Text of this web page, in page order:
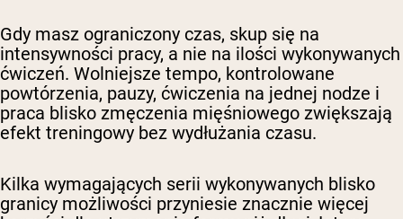
Gdy masz ograniczony czas, skup się na
intensywności pracy, a nie na ilości wykonywanych
ćwiczeń. Wolniejsze tempo, kontrolowane
powtórzenia, pauzy, ćwiczenia na jednej nodze i
praca blisko zmęczenia mięśniowego zwiększają
efekt treningowy bez wydłużania czasu.
Kilka wymagających serii wykonywanych blisko
granicy możliwości przyniesie znacznie więcej